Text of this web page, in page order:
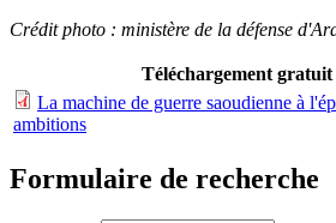
Crédit photo : ministère de la défense
Téléchargement gratuit
La machine de guerre saoudienne à
ambitions
Formulaire de recherche